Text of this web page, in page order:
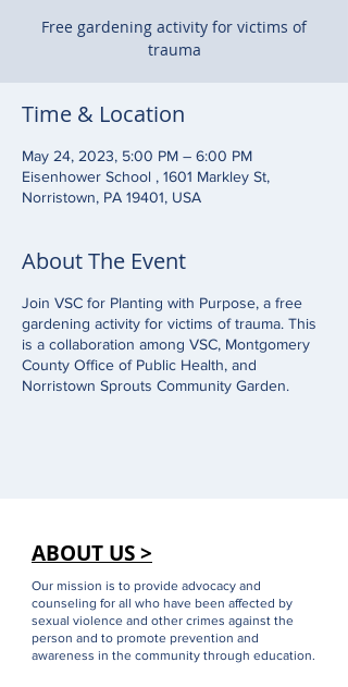
Free gardening activity for victims of
trauma
Time & Location
May 24, 2023, 5:00 PM – 6:00 PM
Eisenhower School , 1601 Markley St,
Norristown, PA 19401, USA
About The Event
Join VSC for Planting with Purpose, a free
gardening activity for victims of trauma. This
is a collaboration among VSC, Montgomery
County Office of Public Health, and
Norristown Sprouts Community Garden.
ABOUT US >
Our mission is to provide advocacy and
counseling for all who have been affected by
sexual violence and other crimes against the
person and to promote prevention and
awareness in the community through education.